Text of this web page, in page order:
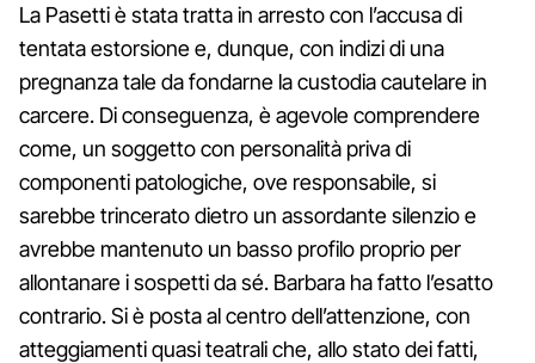
La Pasetti è stata tratta in arresto con l’accusa di
tentata estorsione e, dunque, con indizi di una
pregnanza tale da fondarne la custodia cautelare in
carcere. Di conseguenza, è agevole comprendere
come, un soggetto con personalità priva di
componenti patologiche, ove responsabile, si
sarebbe trincerato dietro un assordante silenzio e
avrebbe mantenuto un basso profilo proprio per
allontanare i sospetti da sé. Barbara ha fatto l’esatto
contrario. Si è posta al centro dell’attenzione, con
atteggiamenti quasi teatrali che, allo stato dei fatti,